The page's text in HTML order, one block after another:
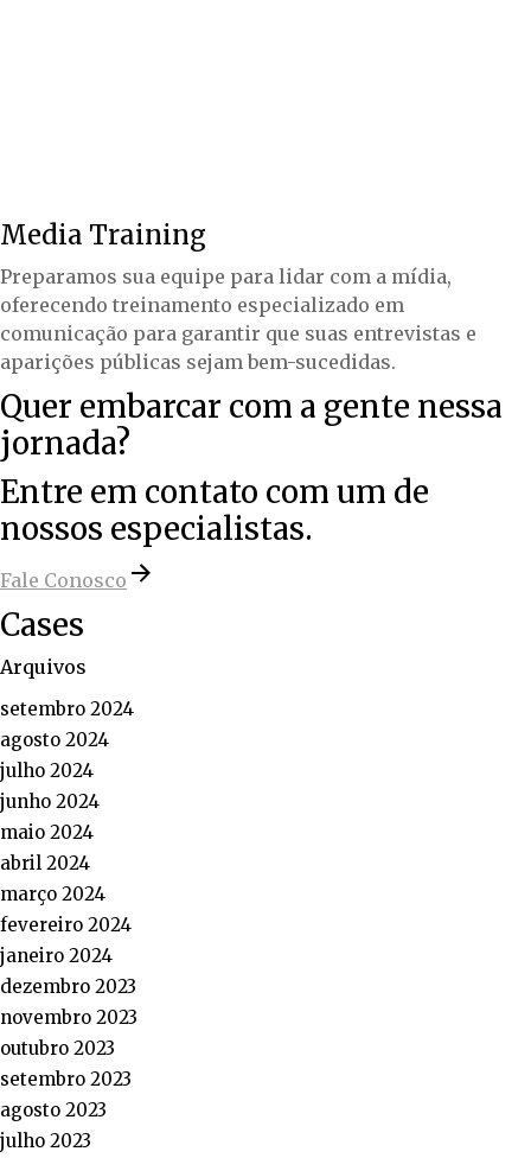
Media Training
Preparamos sua equipe para lidar com a mídia,
oferecendo treinamento especializado em
comunicação para garantir que suas entrevistas e
aparições públicas sejam bem-sucedidas.
Quer embarcar com a gente nessa
jornada?
Entre em contato com um de
nossos especialistas.
Fale Conosco
Cases
Arquivos
setembro 2024
agosto 2024
julho 2024
junho 2024
maio 2024
abril 2024
março 2024
fevereiro 2024
janeiro 2024
dezembro 2023
novembro 2023
outubro 2023
setembro 2023
agosto 2023
julho 2023